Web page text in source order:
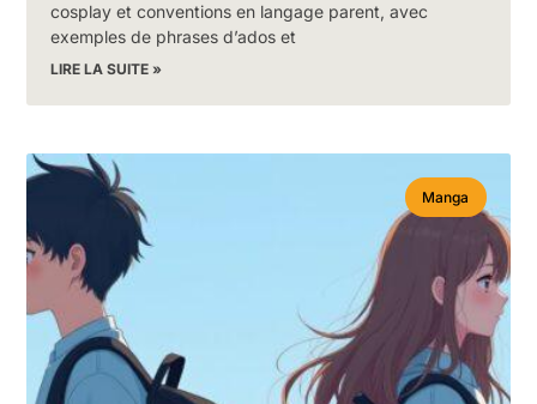
cosplay et conventions en langage parent, avec
exemples de phrases d’ados et
LIRE LA SUITE »
Manga